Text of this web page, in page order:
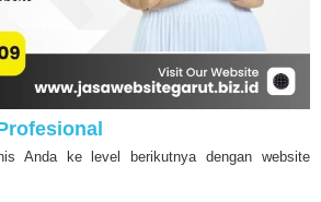
Anda ke level berikutnya dengan website